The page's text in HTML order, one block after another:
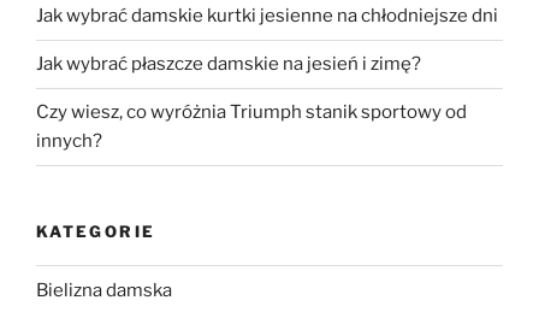
Jak wybrać damskie kurtki jesienne na chłodniejsze dni
Jak wybrać płaszcze damskie na jesień i zimę?
Czy wiesz, co wyróżnia Triumph stanik sportowy od
innych?
KATEGORIE
Bielizna damska